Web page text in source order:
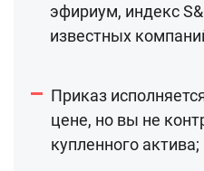
эфириум, индекс
известных
Приказ
цене, но вы не
купленного актива;